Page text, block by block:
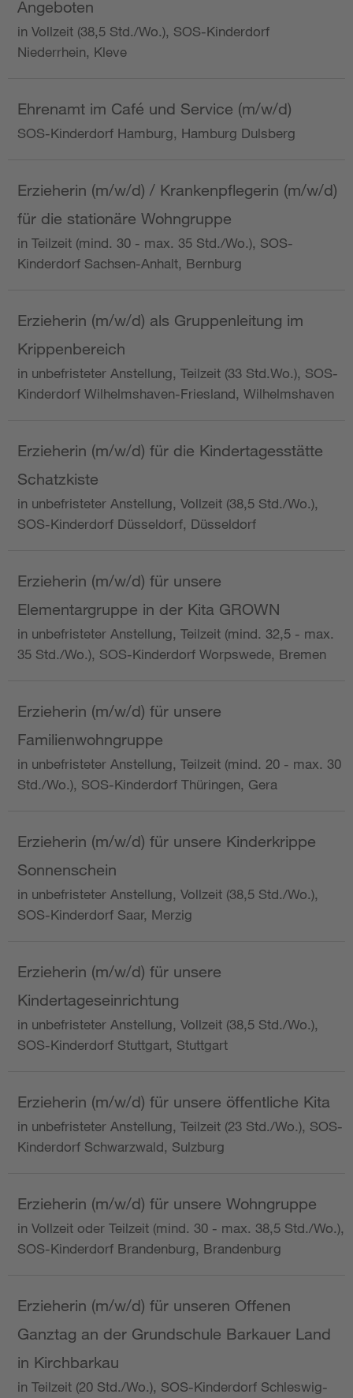
Angeboten
in Vollzeit (38,5 Std./Wo.), SOS-Kinderdorf
Niederrhein, Kleve
Ehrenamt im Café und Service (m/w/d)
SOS-Kinderdorf Hamburg, Hamburg Dulsberg
Erzieherin (m/w/d) / Krankenpflegerin (m/w/d)
für die stationäre Wohngruppe
in Teilzeit (mind. 30 - max. 35 Std./Wo.), SOS-
Kinderdorf Sachsen-Anhalt, Bernburg
Erzieherin (m/w/d) als Gruppenleitung im
Krippenbereich
in unbefristeter Anstellung, Teilzeit (33 Std.Wo.), SOS-
Kinderdorf Wilhelmshaven-Friesland, Wilhelmshaven
Erzieherin (m/w/d) für die Kindertagesstätte
Schatzkiste
in unbefristeter Anstellung, Vollzeit (38,5 Std./Wo.),
SOS-Kinderdorf Düsseldorf, Düsseldorf
Erzieherin (m/w/d) für unsere
Elementargruppe in der Kita GROWN
in unbefristeter Anstellung, Teilzeit (mind. 32,5 - max.
35 Std./Wo.), SOS-Kinderdorf Worpswede, Bremen
Erzieherin (m/w/d) für unsere
Familienwohngruppe
in unbefristeter Anstellung, Teilzeit (mind. 20 - max. 30
Std./Wo.), SOS-Kinderdorf Thüringen, Gera
Erzieherin (m/w/d) für unsere Kinderkrippe
Sonnenschein
in unbefristeter Anstellung, Vollzeit (38,5 Std./Wo.),
SOS-Kinderdorf Saar, Merzig
Erzieherin (m/w/d) für unsere
Kindertageseinrichtung
in unbefristeter Anstellung, Vollzeit (38,5 Std./Wo.),
SOS-Kinderdorf Stuttgart, Stuttgart
Erzieherin (m/w/d) für unsere öffentliche Kita
in unbefristeter Anstellung, Teilzeit (23 Std./Wo.), SOS-
Kinderdorf Schwarzwald, Sulzburg
Erzieherin (m/w/d) für unsere Wohngruppe
in Vollzeit oder Teilzeit (mind. 30 - max. 38,5 Std./Wo.),
SOS-Kinderdorf Brandenburg, Brandenburg
Erzieherin (m/w/d) für unseren Offenen
Ganztag an der Grundschule Barkauer Land
in Kirchbarkau
in Teilzeit (20 Std./Wo.), SOS-Kinderdorf Schleswig-